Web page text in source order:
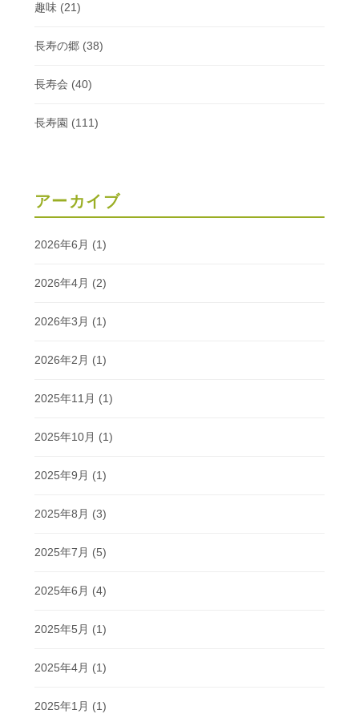
趣味(21)
長寿の郷(38)
長寿会 (40)
長寿園 (111)
アーカイブ
2026年6月 (1)
2026年4月 (2)
2026年3月 (1)
2026年2月 (1)
2025年11月 (1)
2025年10月 (1)
2025年9月 (1)
2025年8月 (3)
2025年7月 (5)
2025年6月 (4)
2025年5月 (1)
2025年4月 (1)
2025年1月 (1)